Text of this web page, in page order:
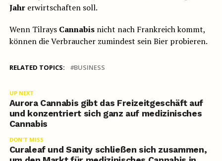
Jahrerwirtschaften soll.
Wenn Tilrays Cannabisnicht nach Frankreich kommt,
können die Verbraucher zumindest sein Bier probieren.
RELATED TOPICS: BUSINESS
UP NEXT
Aurora Cannabis gibt das Freizeitgeschäft auf
und konzentriert sich ganz auf medizinisches
Cannabis
DON'T MISS
Curaleaf und Sanity schließen sich zusammen,